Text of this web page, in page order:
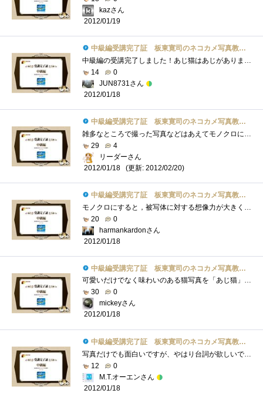
kazさん
2012/01/19
中級編受講完了証 板東寛司のネコカメ写真教室パート2
中級編の受講完了しました！あじ猫はあじがありましたね！可愛い＆お茶目。モノクロ写真にも独特の味がありますよね。「静けさ」や「物悲し�...
14
0
JUN8731さん
2012/01/18
中級編受講完了証 板東寛司のネコカメ写真教室パート2
雑多なところで撮った写真などはあえてモノクロにしたほうが被写体を目立たせることができますね、的な感じですかね。言わんとすることはわ�...
29
4
リーダーさん
2012/01/18
(更新: 2012/02/20)
中級編受講完了証 板東寛司のネコカメ写真教室パート2
モノクロにすると，被写体に対する想像力が大きくなるので，表現力を問われてしまいます．でも，あえてネコでモノクロなのですね．事前にカ�...
20
0
harmankardonさん
2012/01/18
中級編受講完了証 板東寛司のネコカメ写真教室パート2
可愛いだけでなく味わいのある猫写真を「あじ猫」というのですね。初めて知りました（＾＾）今回は、あじ猫の撮影と白黒写真の加工、PSE10を使...
30
0
mickeyさん
2012/01/18
中級編受講完了証 板東寛司のネコカメ写真教室パート2
写真だけでも面白いですが、やはり台詞が欲しいです。台詞によってはそんなに面白くない写真でも面白く見えてくる…かもしれません。という�...
12
0
M.T.オーエンさん
2012/01/18